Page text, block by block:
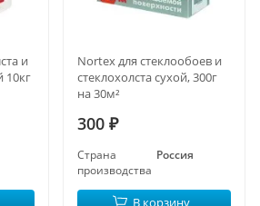
и
10кг
Nortex для стеклообоев и
стеклохолста сухой, 300г
на 30м²
300 ₽
Страна
производства
Россия
В корзину